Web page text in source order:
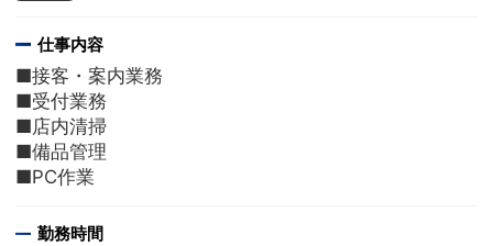
仕事内容
■接客・案内業務
■受付業務
■店内清掃
■備品管理
■PC作業
勤務時間